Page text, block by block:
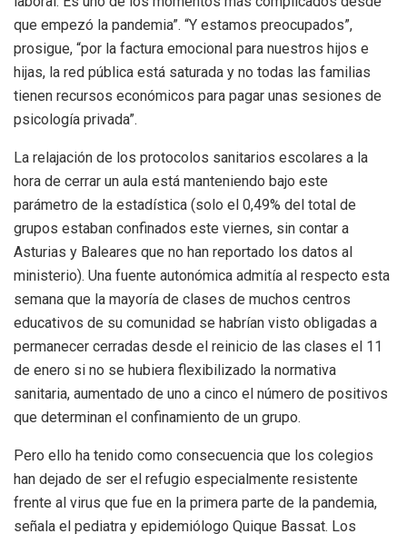
que empezó la pandemia”. “Y estamos preocupados”,
prosigue, “por la factura emocional para nuestros hijos e
hijas, la red pública está saturada y no todas las familias
tienen recursos económicos para pagar unas sesiones de
psicología privada”.
La relajación de los protocolos sanitarios escolares a la
hora de cerrar un aula está manteniendo bajo este
parámetro de la estadística (solo el 0,49% del total de
grupos estaban confinados este viernes, sin contar a
Asturias y Baleares que no han reportado los datos al
ministerio). Una fuente autonómica admitía al respecto esta
semana que la mayoría de clases de muchos centros
educativos de su comunidad se habrían visto obligadas a
permanecer cerradas desde el reinicio de las clases el 11
de enero si no se hubiera flexibilizado la normativa
sanitaria, aumentado de uno a cinco el número de positivos
que determinan el confinamiento de un grupo.
Pero ello ha tenido como consecuencia que los colegios
han dejado de ser el refugio especialmente resistente
frente al virus que fue en la primera parte de la pandemia,
señala el pediatra y epidemiólogo Quique Bassat. Los